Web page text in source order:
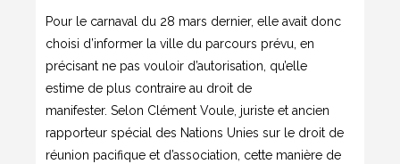
Pour le carnaval du 28 mars dernier, elle avait donc
choisi d’informer la ville du parcours prévu, en
précisant ne pas vouloir d’autorisation, qu’elle
estime de plus contraire au droit de
manifester. Selon Clément Voule, juriste et ancien
rapporteur spécial des Nations Unies sur le droit de
réunion pacifique et d’association, cette manière de